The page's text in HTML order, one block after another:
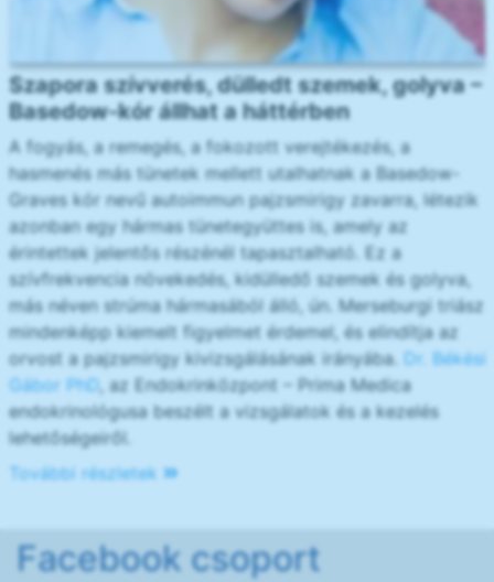
Szapora szívverés, dülledt szemek, golyva –
Basedow-kór állhat a háttérben
A fogyás, a remegés, a fokozott verejtékezés, a
hasmenés más tünetek mellett utalhatnak a Basedow-
Graves kór nevű autoimmun pajzsmirigy zavarra, létezik
azonban egy hármas tünetegyüttes is, amely az
érintettek jelentős részénél tapasztalható. Ez a
szívfrekvencia növekedés, kidülledő szemek és golyva,
más néven strúma hármasából álló, ún. Merseburgi triász
mindenképp kiemelt figyelmet érdemel, és elindítja az
orvost a pajzsmirigy kivizsgálásának irányába. Dr. Békési
Gábor PhD, az Endokrinközpont – Prima Medica
endokrinológusa beszélt a vizsgálatok és a kezelés
lehetőségeiről.
További részletek
Facebook csoport